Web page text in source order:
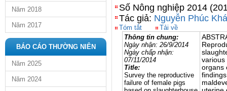
Năm 2018
Năm 2017
BÁO CÁO THƯỜNG NIÊN
Năm 2025
Năm 2024
Số Nông nghiệp 2014
Tác giả: Nguyễn Phúc
Tóm tắt
Tải về
Thông tin chung:
Ngày nhận: 26/9/2014
Ngày chấp nhận:
07/11/2014
Title:
Survey the reproductive
failure of female pigs
various
organs